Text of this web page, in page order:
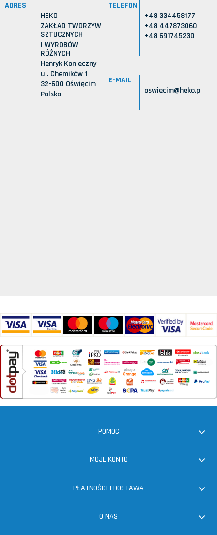
ADRES
HEKO
ZAKŁAD TWORZYW
SZTUCZNYCH
I WYROBÓW
RÓŻNYCH
Henryk Konieczny
ul. Chemików 1
32-600 Oświęcim
Polska
TELEFON
+48 334458177
+48 447873060
+48 691745230
E-MAIL
oswiecim@heko.pl
POMOC
MOJE KONTO
PŁATNOŚCI I DOSTAWA
O NAS